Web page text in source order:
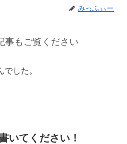
みっふぃー
事もご覧ください
した。
いてください！